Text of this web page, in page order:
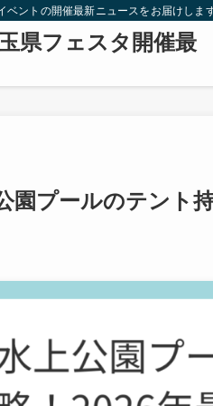
ベントの開催最新ニュースをお届けしま
県フェスタ開催最
園プールのテント